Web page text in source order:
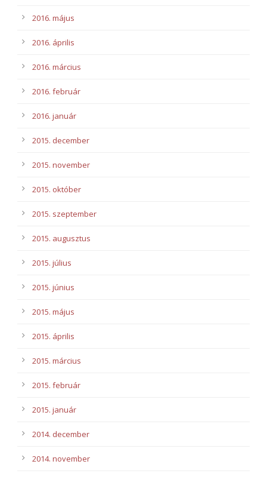
2016. május
2016. április
2016. március
2016. február
2016. január
2015. december
2015. november
2015. október
2015. szeptember
2015. augusztus
2015. július
2015. június
2015. május
2015. április
2015. március
2015. február
2015. január
2014. december
2014. november